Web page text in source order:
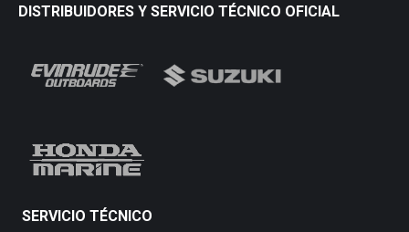
DISTRIBUIDORES Y SERVICIO TÉCNICO OFICIAL
SERVICIO TÉCNICO